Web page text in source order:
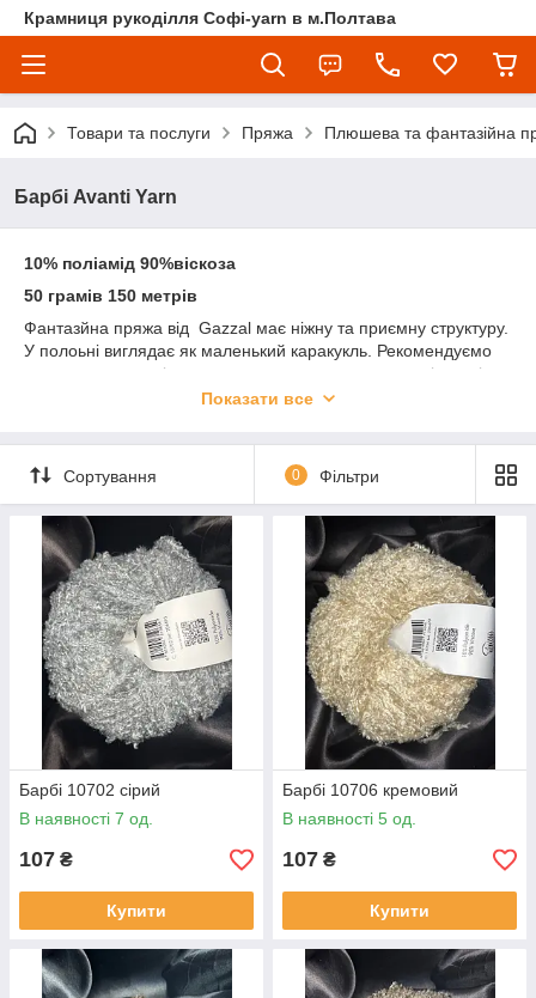
Крамниця рукоділля Софі-yarn в м.Полтава
Товари та послуги Пряжа Плюшева та фантазійна
Барбі Avanti Yarn
10% поліамід 90%віскоза
50 грамів 150 метрів
Фантазйна пряжа від Gazzal має ніжну та приємну структуру.
У полоьні виглядає як маленький каракукль. Рекомендуємо
для декорування іграшок та з додаванням до теплоі пряжі
для створення комфортних виробів.
фактичного кольору і відтінку пряжі з-за індивідуальних
налаштувань вашого монітора і в залежності від партії.
Показати все
Сортування 0 Фільтри
Барбі 10702 сірий
В наявності 7 од.
107 ₴
Купити
Барбі 10706 кремовий
В наявності 5 од.
107 ₴
Купити